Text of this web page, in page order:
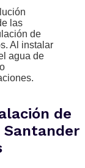
las
de
Al instalar
agua de
de
Santander